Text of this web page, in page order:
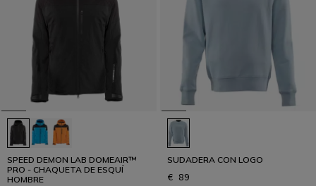
SPEED DEMON LAB DOMEAIR™
PRO - CHAQUETA DE ESQUÍ
HOMBRE
SUDADERA CON LOGO
€ 89